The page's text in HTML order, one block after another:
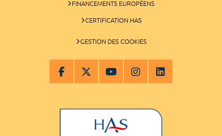
FINANCEMENTS EUROPÉENS
CERTIFICATION HAS
GESTION DES COOKIES